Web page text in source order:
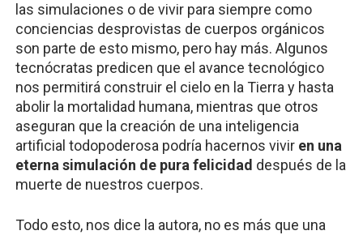
las simulaciones o de vivir para siempre como
conciencias desprovistas de cuerpos orgánicos
son parte de esto mismo, pero hay más. Algunos
tecnócratas predicen que el avance tecnológico
nos permitirá construir el cielo en la Tierra y hasta
abolir la mortalidad humana, mientras que otros
aseguran que la creación de una inteligencia
artificial todopoderosa podría hacernos vivir en una
eterna simulación de pura felicidad después de la
muerte de nuestros cuerpos.
Todo esto, nos dice la autora, no es más que una